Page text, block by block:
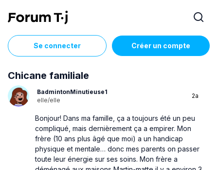
Se connecter Créer un compte
Chicane familiale
BadmintonMinutieuse1
elle/elle
2a
Bonjour! Dans ma famille, ça a toujours été un peu
compliqué, mais dernièrement ça a empirer. Mon
frère (10 ans plus âgé que moi) a un handicap
physique et mentale… donc mes parents on passer
toute leur énergie sur ses soins. Mon frère a